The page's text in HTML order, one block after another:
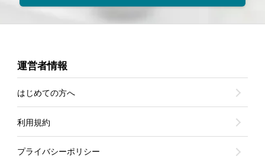
運営者情報
はじめての方へ
利用規約
プライバシーポリシー